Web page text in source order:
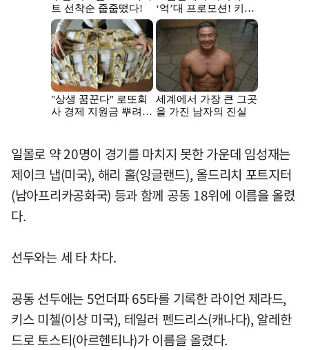
일몰로 약 20명이 경기를 마치지 못한 가운데 임성재는
제이크 냅(미국), 해리 홀(잉글랜드), 올드리치 포트지터
(남아프리카공화국) 등과 함께 공동 18위에 이름을 올렸
다.
선두와는 세 타 차다.
공동 선두에는 5언더파 65타를 기록한 라이언 제라드,
키스 미첼(이상 미국), 테일러 펜드리스(캐나다), 알레한
드로 토스티(아르헨티나)가 이름을 올렸다.